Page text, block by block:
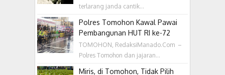
terlarang janda cantik...
Polres Tomohon Kawal Pawai
Pembangunan HUT RI ke-72
TOMOHON, RedaksiManado.Com –
Polres Tomohon dan jajaran...
Miris, di Tomohon, Tidak Pilih